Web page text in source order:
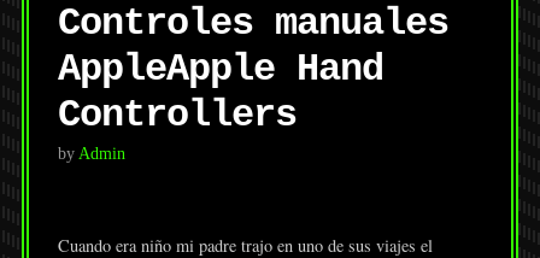
Controles manuales
AppleApple Hand
Controllers
by Admin
Cuando era niño mi padre trajo en uno de sus viajes el